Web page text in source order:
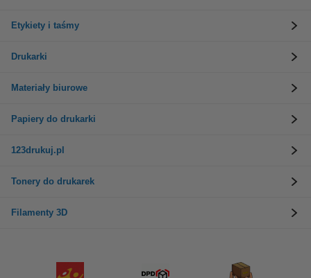
Etykiety i taśmy
Drukarki
Materiały biurowe
Papiery do drukarki
123drukuj.pl
Tonery do drukarek
Filamenty 3D